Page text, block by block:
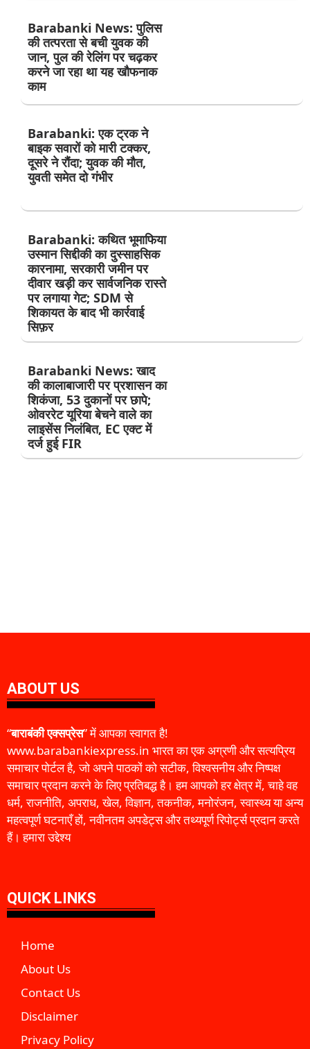
Barabanki News: पुलिस
की तत्परता से बची युवक की
जान, पुल की रेलिंग पर चढ़कर
करने जा रहा था यह खौफनाक
काम
Barabanki: एक ट्रक ने
बाइक सवारों को मारी टक्कर,
दूसरे ने रौंदा; युवक की मौत,
युवती समेत दो गंभीर
Barabanki: कथित भूमाफिया
उस्मान सिद्दीकी का दुस्साहसिक
कारनामा, सरकारी जमीन पर
दीवार खड़ी कर सार्वजनिक रास्ते
पर लगाया गेट; SDM से
शिकायत के बाद भी कार्रवाई
सिफ़र
Barabanki News: खाद
की कालाबाजारी पर प्रशासन का
शिकंजा, 53 दुकानों पर छापे;
ओवररेट यूरिया बेचने वाले का
लाइसेंस निलंबित, EC एक्ट में
दर्ज हुई FIR
ABOUT US
“बाराबंकी एक्सप्रेस” में आपका स्वागत है!
www.barabankiexpress.in भारत का एक अग्रणी और सत्यप्रिय
समाचार पोर्टल है, जो अपने पाठकों को सटीक, विश्वसनीय और निष्पक्ष
समाचार प्रदान करने के लिए प्रतिबद्ध है। हम आपको हर क्षेत्र में, चाहे वह
धर्म, राजनीति, अपराध, खेल, विज्ञान, तकनीक, मनोरंजन, स्वास्थ्य या अन्य
महत्वपूर्ण घटनाएँ हों, नवीनतम अपडेट्स और तथ्यपूर्ण रिपोर्ट्स प्रदान करते
हैं। हमारा उद्देश्य
QUICK LINKS
Home
About Us
Contact Us
Disclaimer
Privacy Policy